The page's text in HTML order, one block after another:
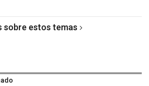
sobre estos temas